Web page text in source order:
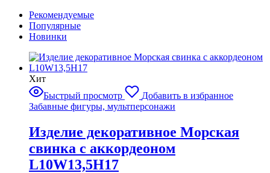
Рекомендуемые
Популярные
Новинки
Хит
Быстрый просмотр
Добавить в избранное
Забавные фигуры, мультперсонажи
Изделие декоративное Морская
свинка с аккордеоном
L10W13,5H17